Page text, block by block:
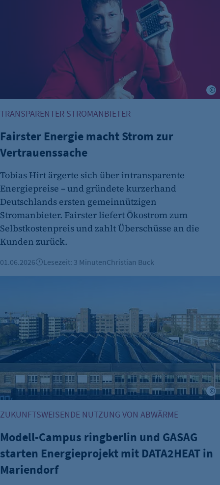
TRANSPARENTER STROMANBIETER
Fairster Energie macht Strom zur
Vertrauenssache
Tobias Hirt ärgerte sich über intransparente
Energiepreise – und gründete kurzerhand
Deutschlands ersten gemeinnützigen
Stromanbieter. Fairster liefert Ökostrom zum
Selbstkostenpreis und zahlt Überschüsse an die
Kunden zurück.
01.06.2026 Lesezeit: 3 MinutenChristian Buck
ZUKUNFTSWEISENDE NUTZUNG VON ABWÄRME
Modell-Campus ringberlin und GASAG
starten Energieprojekt mit DATA2HEAT in
Mariendorf